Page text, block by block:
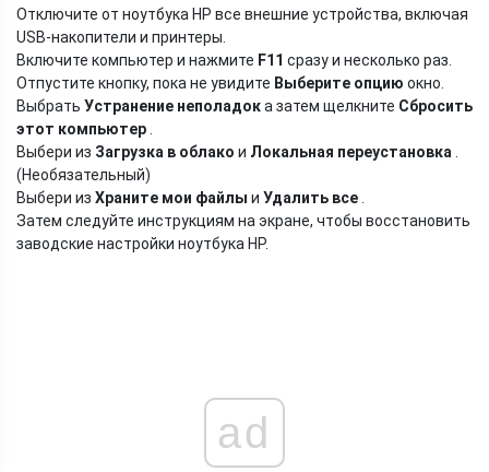
Отключите от ноутбука HP все внешние устройства, включая
USB-накопители и принтеры.
Включите компьютер и нажмите F11 сразу и несколько раз.
Отпустите кнопку, пока не увидите Выберите опцию окно.
Выбрать Устранение неполадока затем щелкните Сбросить
этот компьютер
Выбери из Загрузка в облако и Локальная переустановка
(Необязательный)
Выбери из Храните мои файлы и Удалить все
Затем следуйте инструкциям на экране, чтобы восстановить
заводские настройки ноутбука HP.
ad